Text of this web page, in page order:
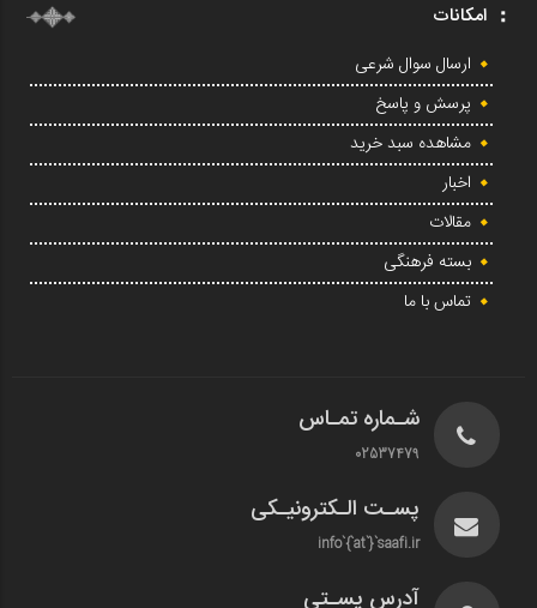
امکانات
ارسال سوال شرعی
پرسش و پاسخ
مشاهده سبد خرید
اخبار
مقالات
بسته فرهنگی
تماس با ما
شـماره تمـاس
02537479
پسـت الـکترونیـکی
info`{`at`}`saafi.ir
آدرس پسـتی